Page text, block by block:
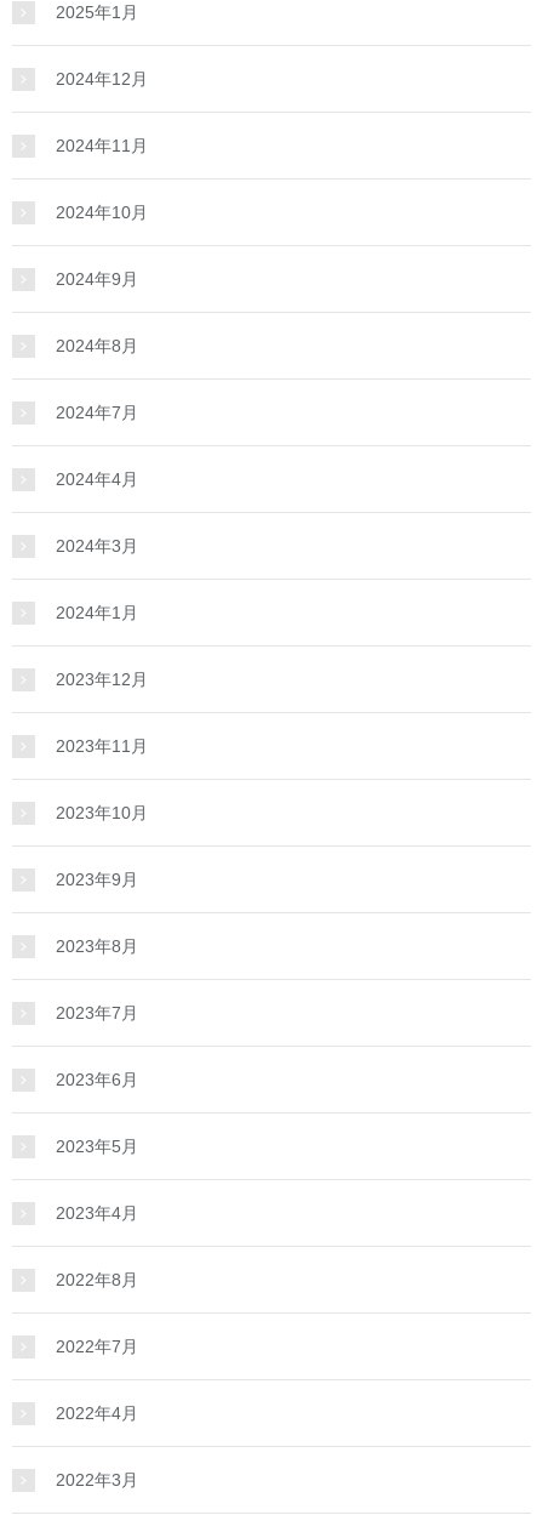
2025年1月
2024年12月
2024年11月
2024年10月
2024年9月
2024年8月
2024年7月
2024年4月
2024年3月
2024年1月
2023年12月
2023年11月
2023年10月
2023年9月
2023年8月
2023年7月
2023年6月
2023年5月
2023年4月
2022年8月
2022年7月
2022年4月
2022年3月